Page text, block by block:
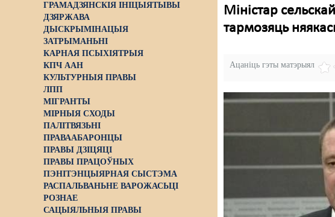
ГРАМАДЗЯНСКІЯ ІНІЦЫЯТЫВЫ
ДЗЯРЖАВА
ДЫСКРЫМІНАЦЫЯ
ЗАТРЫМАНЬНІ
КАРНАЯ ПСЫХІЯТРЫЯ
КПЧ ААН
КУЛЬТУРНЫЯ ПРАВЫ
ЛПП
МІГРАНТЫ
МІРНЫЯ СХОДЫ
ПАЛІТВЯЗЬНІ
ПРАВААБАРОНЦЫ
ПРАВЫ ДЗІЦЯЦІ
ПРАВЫ ПРАЦОЎНЫХ
ПЭНІТЭНЦЫЯРНАЯ СЫСТЭМА
РАСПАЛЬВАНЬНЕ ВАРОЖАСЬЦІ
РОЗНАЕ
САЦЫЯЛЬНЫЯ ПРАВЫ
Міністар
тармозяць
Ацаніць гэты матэрыял